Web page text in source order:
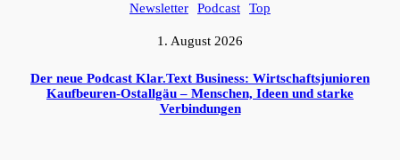
Newsletter Podcast Top
1. August 2026
Der neue Podcast Klar.Text Business: Wirtschaftsjunioren
Kaufbeuren-Ostallgäu – Menschen, Ideen und starke
Verbindungen